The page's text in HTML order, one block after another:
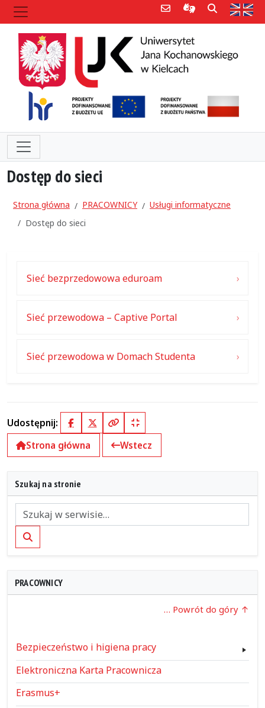
Poczta e-mailInformacje dla
Szukaj
Dostęp do sieci
Strona główna PRACOWNICY
Usługi informatyczne
Dostęp do sieci
Sieć bezprzedowowa eduroam
Sieć przewodowa – Captive Portal
Sieć przewodowa w Domach Studenta
Udostępnij: FacebookX (Twitter)
Kopiuj pełny link
Kopiuj krótki link
Strona główna
Wstecz
Szukaj na stronie
Szukaj
PRACOWNICY
… Powrót do góry
Bezpieczeństwo i higiena pracy
Elektroniczna Karta Pracownicza
Erasmus+